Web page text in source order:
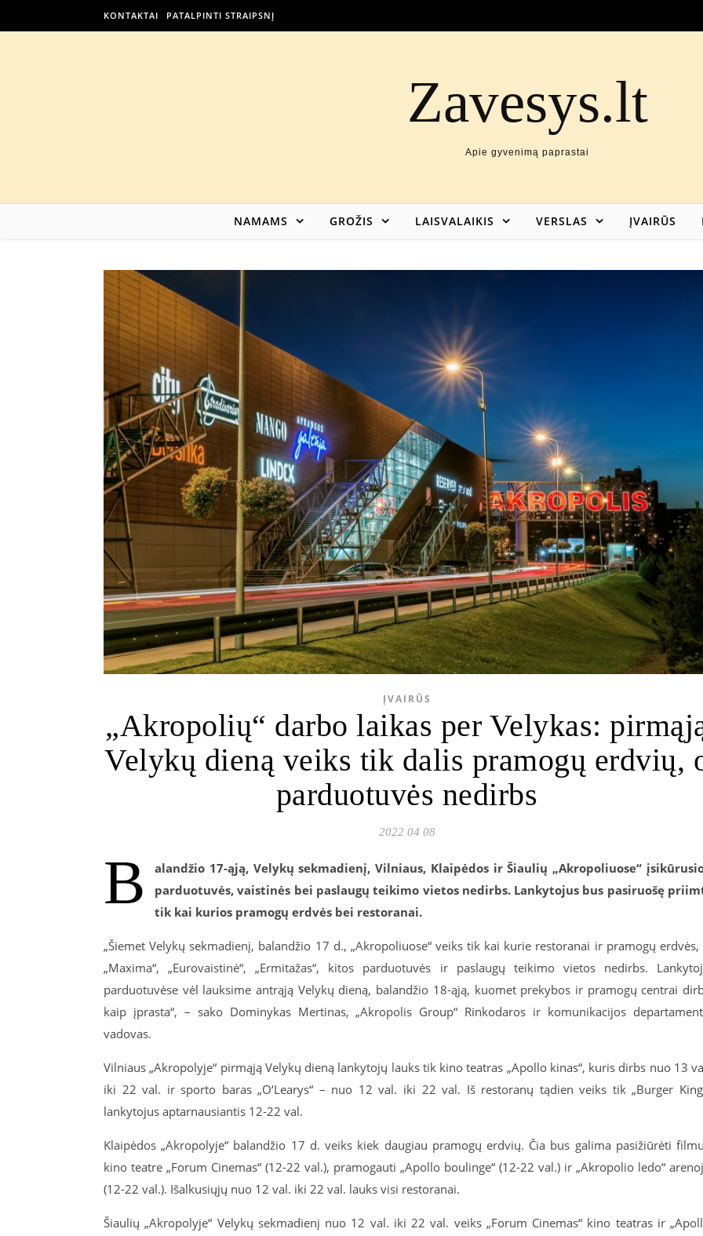
KONTAKTAI PATALPINTI STRAIPSNĮ
Zavesys.lt
Apie gyvenimą paprastai
NAMAMS GROŽIS LAISVALAIKIS VERSLAS ĮVAIRŪS
ĮVAIRŪS
„Akropolių“ darbo laikas per Velykas:
Velykų dieną veiks tik dalis pramogų erdvių,
parduotuvės nedirbs
2022 04 08
B
alandžio 17-ąją, Velykų sekmadienį, Vilniaus, Klaipėdos ir Šiaulių „Akropoliuose“
parduotuvės, vaistinės bei paslaugų teikimo vietos nedirbs. Lankytojus bus pasiruošę
tik kai kurios pramogų erdvės bei restoranai.
„Šiemet Velykų sekmadienį, balandžio 17 d., „Akropoliuose“ veiks tik kai kurie restoranai ir pramogų erdvės,
„Maxima“, „Eurovaistinė“, „Ermitažas“, kitos parduotuvės ir paslaugų teikimo vietos nedirbs.
parduotuvėse vėl lauksime antrąją Velykų dieną, balandžio 18-ąją, kuomet prekybos ir pramogų centrai
kaip įprasta“, – sako Dominykas Mertinas, „Akropolis Group“ Rinkodaros ir komunikacijos
vadovas.
Vilniaus „Akropolyje“ pirmąją Velykų dieną lankytojų lauks tik kino teatras „Apollo kinas“, kuris dirbs nuo 13
iki 22 val. ir sporto baras „O‘Learys“ – nuo 12 val. iki 22 val. Iš restoranų tądien veiks tik „Burger
lankytojus aptarnausiantis 12-22 val.
Klaipėdos „Akropolyje“ balandžio 17 d. veiks kiek daugiau pramogų erdvių. Čia bus galima pasižiūrėti
kino teatre „Forum Cinemas“ (12-22 val.), pramogauti „Apollo boulinge“ (12-22 val.) ir „Akropolio ledo“
(12-22 val.). Išalkusiųjų nuo 12 val. iki 22 val. lauks visi restoranai.
Šiaulių „Akropolyje“ Velykų sekmadienį nuo 12 val. iki 22 val. veiks „Forum Cinemas“ kino teatras ir